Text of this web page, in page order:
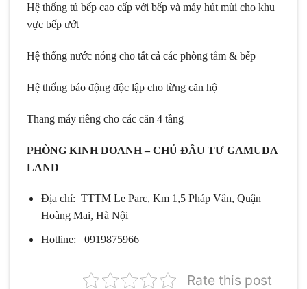
Hệ thống tủ bếp cao cấp với bếp và máy hút mùi cho khu
vực bếp ướt
Hệ thống nước nóng cho tất cả các phòng tắm & bếp
Hệ thống báo động độc lập cho từng căn hộ
Thang máy riêng cho các căn 4 tầng
PHÒNG KINH DOANH – CHỦ ĐẦU TƯ GAMUDA
LAND
Địa chỉ: TTTM Le Parc, Km 1,5 Pháp Vân, Quận
Hoàng Mai, Hà Nội
Hotline: 0919875966
Rate this post